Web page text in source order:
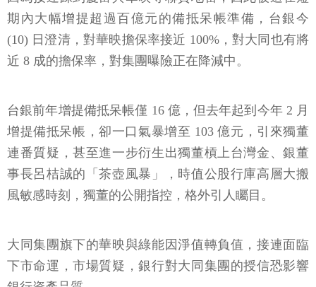
期內大幅增提超過百億元的備抵呆帳準備，台銀今
(10) 日澄清，對華映擔保率接近 100%，對大同也有將
近 8 成的擔保率，對集團曝險正在降減中。
台銀前年增提備抵呆帳僅 16 億，但去年起到今年 2 月
增提備抵呆帳，卻一口氣暴增至 103 億元，引來獨董
連番質疑，甚至進一步衍生出獨董槓上台灣金、銀董
事長呂桔誠的「茶壺風暴」，時值公股行庫高層大搬
風敏感時刻，獨董的公開指控，格外引人矚目。
大同集團旗下的華映與綠能因淨值轉負值，接連面臨
下市命運，市場質疑，銀行對大同集團的授信恐影響